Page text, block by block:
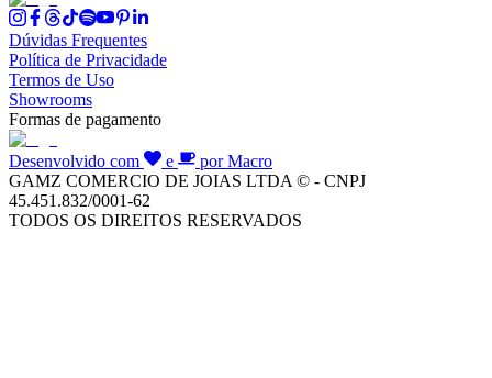
Dúvidas Frequentes
Política de Privacidade
Termos de Uso
Showrooms
Formas de pagamento
Desenvolvido com e
por Macro
GAMZ COMERCIO DE JOIAS LTDA © - CNPJ
45.451.832/0001-62
TODOS OS DIREITOS RESERVADOS